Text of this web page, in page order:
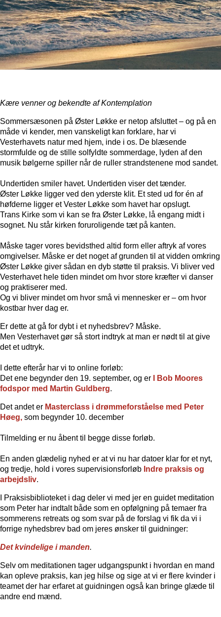
Kære venner og bekendte af Kontemplation
Sommersæsonen på Øster Løkke er netop afsluttet – og på en
måde vi kender, men vanskeligt kan forklare, har vi
Vesterhavets natur med hjem, inde i os. De blæsende
stormfulde og de stille solfyldte sommerdage, lyden af den
musik bølgerne spiller når de ruller strandstenene mod sandet.
Undertiden smiler havet. Undertiden viser det tænder.
Øster Løkke ligger ved den yderste klit. Et sted ud for én af
høfderne ligger et Vester Løkke som havet har opslugt.
Trans Kirke som vi kan se fra Øster Løkke, lå engang midt i
sognet. Nu står kirken foruroligende tæt på kanten.
Måske tager vores bevidsthed altid form eller aftryk af vores
omgivelser. Måske er det noget af grunden til at vidden omkring
Øster Løkke giver sådan en dyb støtte til praksis. Vi bliver ved
Vesterhavet hele tiden mindet om hvor store kræfter vi danser
og praktiserer med.
Og vi bliver mindet om hvor små vi mennesker er – om hvor
kostbar hver dag er.
Er dette at gå for dybt i et nyhedsbrev? Måske.
Men Vesterhavet gør så stort indtryk at man er nødt til at give
det et udtryk.
I dette efterår har vi to online forløb:
Det ene begynder den 19. september, og er
I Bob Moores
fodspor med Martin Guldberg.
Det andet er Masterclass i drømmeforståelse med Peter
Høeg, som begynder 10. december
Tilmelding er nu åbent til begge disse forløb.
En anden glædelig nyhed er at vi nu har datoer klar for et nyt,
og tredje, hold i vores supervisionsforløb Indre praksis og
arbejdsliv.
I Praksisbiblioteket i dag deler vi med jer en guidet meditation
som Peter har indtalt både som en opfølgning på temaer fra
sommerens retreats og som svar på de forslag vi fik da vi i
forrige nyhedsbrev bad om jeres ønsker til guidninger:
Det kvindelige i manden.
Selv om meditationen tager udgangspunkt i hvordan en mand
kan opleve praksis, kan jeg hilse og sige at vi er flere kvinder i
teamet der har erfaret at guidningen også kan bringe glæde til
andre end mænd.